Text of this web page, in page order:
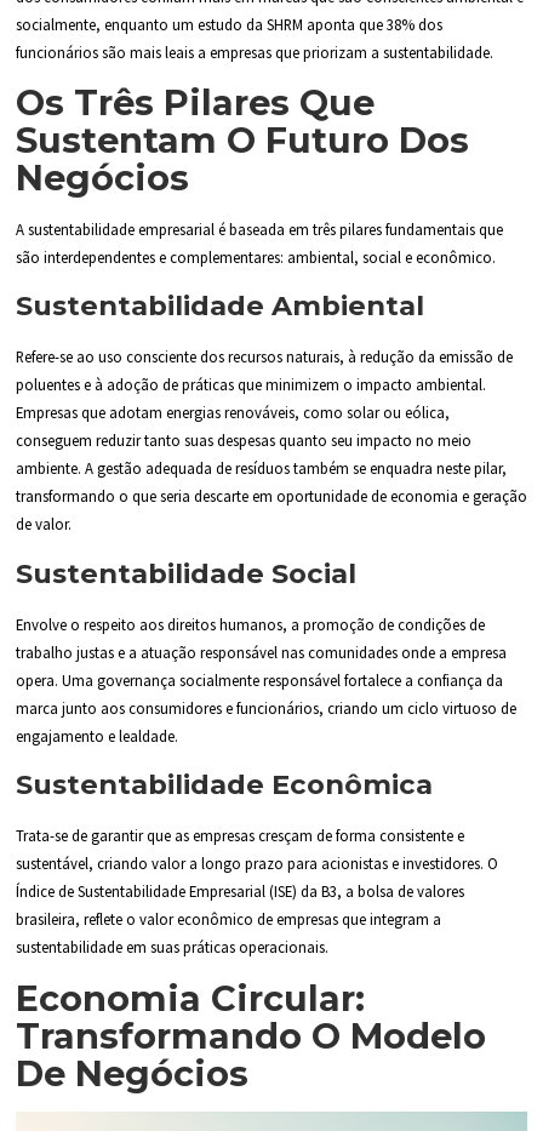
socialmente, enquanto um estudo da SHRM aponta que 38% dos
funcionários são mais leais a empresas que priorizam a sustentabilidade.
Os Três Pilares Que
Sustentam O Futuro Dos
Negócios
A sustentabilidade empresarial é baseada em três pilares fundamentais que
são interdependentes e complementares: ambiental, social e econômico.
Sustentabilidade Ambiental
Refere-se ao uso consciente dos recursos naturais, à redução da emissão de
poluentes e à adoção de práticas que minimizem o impacto ambiental.
Empresas que adotam energias renováveis, como solar ou eólica,
conseguem reduzir tanto suas despesas quanto seu impacto no meio
ambiente. A gestão adequada de resíduos também se enquadra neste pilar,
transformando o que seria descarte em oportunidade de economia e geração
de valor.
Sustentabilidade Social
Envolve o respeito aos direitos humanos, a promoção de condições de
trabalho justas e a atuação responsável nas comunidades onde a empresa
opera. Uma governança socialmente responsável fortalece a confiança da
marca junto aos consumidores e funcionários, criando um ciclo virtuoso de
engajamento e lealdade.
Sustentabilidade Econômica
Trata-se de garantir que as empresas cresçam de forma consistente e
sustentável, criando valor a longo prazo para acionistas e investidores. O
Índice de Sustentabilidade Empresarial (ISE) da B3, a bolsa de valores
brasileira, reflete o valor econômico de empresas que integram a
sustentabilidade em suas práticas operacionais.
Economia Circular:
Transformando O Modelo
De Negócios